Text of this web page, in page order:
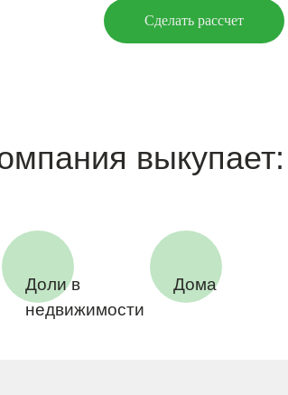
Сделать рассчет
выкупает:
Доли в
недвижимости
Дома